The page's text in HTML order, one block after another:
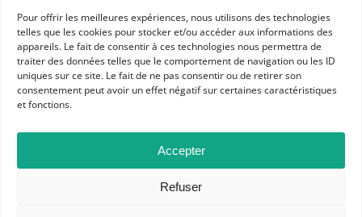
Pour offrir les meilleures expériences, nous utilisons des technologies
telles que les cookies pour stocker et/ou accéder aux informations des
appareils. Le fait de consentir à ces technologies nous permettra de
traiter des données telles que le comportement de navigation ou les ID
uniques sur ce site. Le fait de ne pas consentir ou de retirer son
consentement peut avoir un effet négatif sur certaines caractéristiques
et fonctions.
Accepter
Refuser